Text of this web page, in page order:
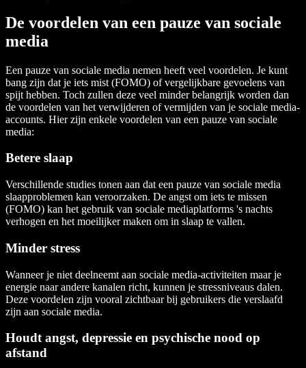
De voordelen van een pauze van sociale
media
Een pauze van sociale media nemen heeft veel voordelen. Je kunt
bang zijn dat je iets mist (FOMO) of vergelijkbare gevoelens van
spijt hebben. Toch zullen deze veel minder belangrijk worden dan
de voordelen van het verwijderen of vermijden van je sociale media-
accounts. Hier zijn enkele voordelen van een pauze van sociale
media:
Betere slaap
Verschillende studies tonen aan dat een pauze van sociale media
slaapproblemen kan veroorzaken. De angst om iets te missen
(FOMO) kan het gebruik van sociale mediaplatforms 's nachts
verhogen en het moeilijker maken om in slaap te vallen.
Minder stress
Wanneer je niet deelneemt aan sociale media-activiteiten maar je
energie naar andere kanalen richt, kunnen je stressniveaus dalen.
Deze voordelen zijn vooral zichtbaar bij gebruikers die verslaafd
zijn aan sociale media.
Houdt angst, depressie en psychische nood op
afstand